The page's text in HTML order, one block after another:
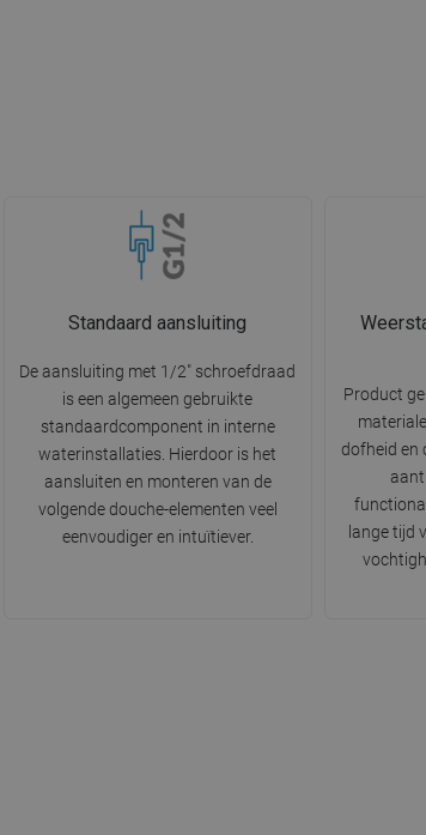
Standaard aansluiting
De aansluiting met 1/2" schroefdraad
is een algemeen gebruikte
standaardcomponent in interne
waterinstallaties. Hierdoor is het
aansluiten en monteren van de
volgende douche-elementen veel
eenvoudiger en intuïtiever.
Product
dofheid en
lange tijd